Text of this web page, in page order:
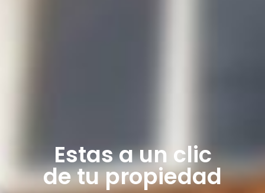
Estas a un clic
de tu propiedad